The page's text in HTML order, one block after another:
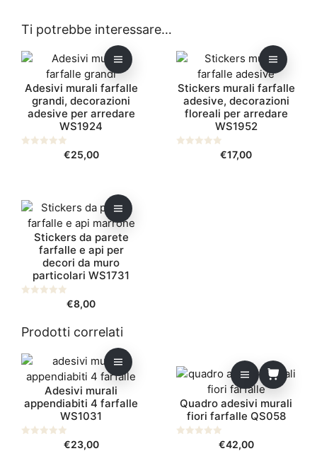
Ti potrebbe interessare…
Adesivi murali farfalle
grandi, decorazioni
adesive per arredare
WS1924
€25,00
Questo
prodotto
ha
più
varianti.
Le
scelte
nella
pagina
del
prodotto
Stickers murali farfalle
adesive, decorazioni
floreali per arredare
WS1952
€17,00
Questo
prodotto
ha
più
varianti.
Le
Stickers da parete
farfalle e api per
decori da muro
particolari WS1731
5
€8,00
Questo
prodotto
varianti.
Le
essere
nella
pagina
prodotto
Prodotti correlati
Adesivi murali
appendiabiti 4 farfalle
WS1031
€23,00
Questo
prodotto
più
Le
Quadro adesivi murali
fiori farfalle QS058
€42,00